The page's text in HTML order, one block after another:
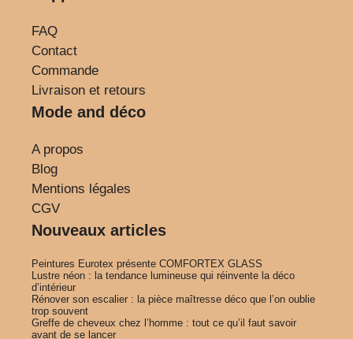
FAQ
Contact
Commande
Livraison et retours
Mode and déco
A propos
Blog
Mentions légales
CGV
Nouveaux articles
Peintures Eurotex présente COMFORTEX GLASS
Lustre néon : la tendance lumineuse qui réinvente la déco
d’intérieur
Rénover son escalier : la pièce maîtresse déco que l’on oublie
trop souvent
Greffe de cheveux chez l’homme : tout ce qu’il faut savoir
avant de se lancer